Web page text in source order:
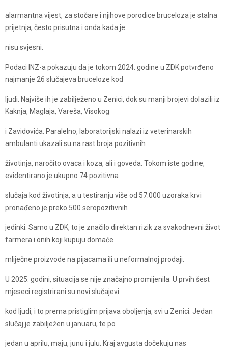
alarmantna vijest, za stočare i njihove porodice bruceloza je stalna
prijetnja, često prisutna i onda kada je
nisu svjesni.
Podaci INZ-a pokazuju da je tokom 2024. godine u ZDK potvrđeno
najmanje 26 slučajeva bruceloze kod
ljudi. Najviše ih je zabilježeno u Zenici, dok su manji brojevi dolazili iz
Kaknja, Maglaja, Vareša, Visokog
i Zavidovića. Paralelno, laboratorijski nalazi iz veterinarskih
ambulanti ukazali su na rast broja pozitivnih
životinja, naročito ovaca i koza, ali i goveda. Tokom iste godine,
evidentirano je ukupno 74 pozitivna
slučaja kod životinja, a u testiranju više od 57.000 uzoraka krvi
pronađeno je preko 500 seropozitivnih
jedinki. Samo u ZDK, to je značilo direktan rizik za svakodnevni život
farmera i onih koji kupuju domaće
mliječne proizvode na pijacama ili u neformalnoj prodaji.
U 2025. godini, situacija se nije značajno promijenila. U prvih šest
mjeseci registrirani su novi slučajevi
kod ljudi, i to prema pristiglim prijava oboljenja, svi u Zenici. Jedan
slučaj je zabilježen u januaru, te po
jedan u aprilu, maju, junu i julu. Kraj avgusta dočekuju nas